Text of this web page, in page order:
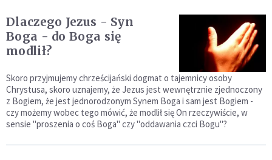
Dlaczego Jezus - Syn
Boga - do Boga się
modlił?
Skoro przyjmujemy chrześcijański dogmat o tajemnicy osoby
Chrystusa, skoro uznajemy, że Jezus jest wewnętrznie zjednoczony
z Bogiem, że jest jednorodzonym Synem Boga i sam jest Bogiem -
czy możemy wobec tego mówić, że modlił się On rzeczywiście, w
sensie "proszenia o coś Boga" czy "oddawania czci Bogu"?